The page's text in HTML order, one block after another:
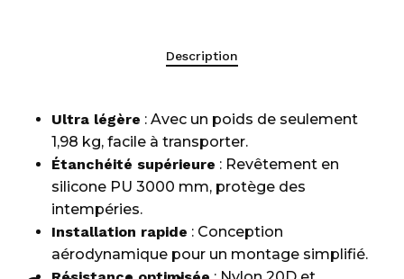
Description
Ultra légère : Avec un poids de seulement
1,98 kg, facile à transporter.
Étanchéité supérieure : Revêtement en
silicone PU 3000 mm, protège des
intempéries.
Installation rapide : Conception
aérodynamique pour un montage simplifié.